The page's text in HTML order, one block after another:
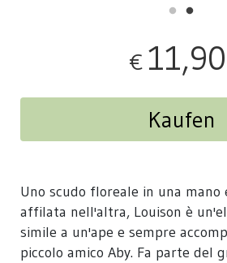
€ 11,90
Kaufen
Uno scudo floreale in una mano
affilata nell'altra, Louison è
simile a un'ape e sempre
piccolo amico Aby. Fa parte del